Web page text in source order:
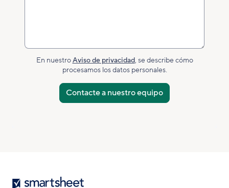
En nuestroAviso de privacidad, se describe cómo
procesamos los datos personales.
Smartsheet